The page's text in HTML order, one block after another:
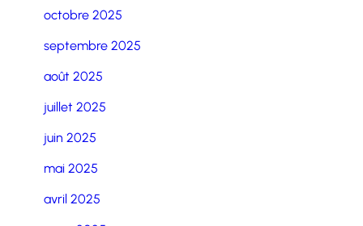
octobre 2025
septembre 2025
août 2025
juillet 2025
juin 2025
mai 2025
avril 2025